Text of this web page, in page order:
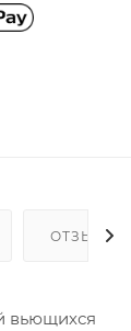
ОТЗЫВЫ
вьющихся